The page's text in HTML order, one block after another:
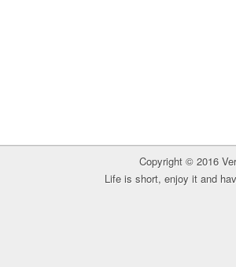
Copyright © 2016
Life is short, enjoy it and